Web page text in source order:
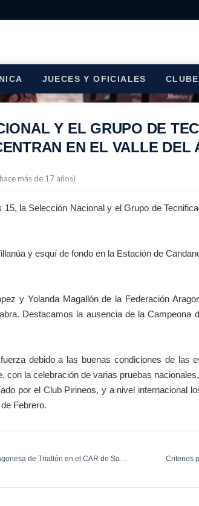
JUECES Y OFICIALES
Y EL GRUPO DE
EN EL VALLE DEL
más de 17 años)
la Selección Nacional y el Grupo de
y esquí de fondo en la Estación de
y Yolanda Magallón de la Federación
Destacamos la ausencia de la
debido a las buenas condiciones de las
con la celebración de varias pruebas
por el Club Pirineos, y a nivel internacional
Febrero.
de Triatlón en el CAR de San
Criterios